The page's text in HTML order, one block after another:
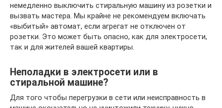
немедленно выключить стиральную машину из розетки и
вызвать мастера. Мы крайне не рекомендуем включать
«выбитый» автомат, если агрегат не отключен от
розетки. Это может быть опасно, как для электросети,
так и для жителей вашей квартиры.
Неполадки в электросети или в
стиральной машине?
Для того чтобы перегрузки в сети или неисправность в